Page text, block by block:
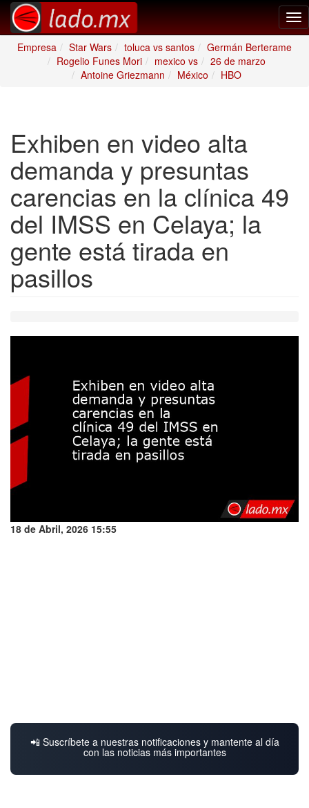
Empresa
Star Wars toluca vs santos
Germán Berterame
Rogelio Funes Mori
mexico vs
26 de marzo
Antoine Griezmann
México HBO
Exhiben en video alta
demanda y presuntas
carencias en la clínica 49
del IMSS en Celaya; la
gente está tirada en
pasillos
18 de Abril, 2026 15:55
📲 Suscríbete a nuestras notificaciones y mantente al día
con las noticias más importantes